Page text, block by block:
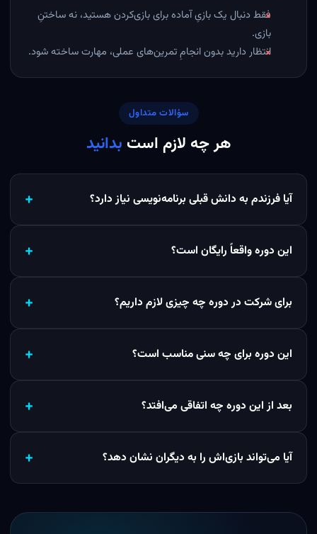
فقط دنبال یک بازیِ آماده برای بازی‌کردن هستید، نه ساختنِ
بازی.
انتظار دارید بدون انجامِ تمرین‌های عملی، مهارت ساخته شود.
سؤالات متداول
هر چه لازم است بدانید
آیا فرزندم به دانش قبلی برنامه‌نویسی نیاز دارد؟
این دوره واقعاً رایگان است؟
برای شرکت در دوره چه چیزی لازم داریم؟
این دوره برای چه سنی مناسب است؟
بعد از این دوره چه اتفاقی می‌افتد؟
آیا می‌تواند بازی‌اش را به دیگران نشان دهد؟